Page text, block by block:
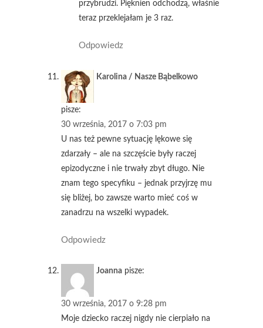
przybrudzi. Pięknien odchodzą, właśnie
teraz przeklejałam je 3 raz.
Odpowiedz
Karolina / Nasze Bąbelkowo
pisze:
30 września, 2017 o 7:03 pm
U nas też pewne sytuację lękowe się
zdarzały – ale na szczęście były raczej
epizodyczne i nie trwały zbyt długo. Nie
znam tego specyfiku – jednak przyjrzę mu
się bliżej, bo zawsze warto mieć coś w
zanadrzu na wszelki wypadek.
Odpowiedz
Joanna pisze:
30 września, 2017 o 9:28 pm
Moje dziecko raczej nigdy nie cierpiało na